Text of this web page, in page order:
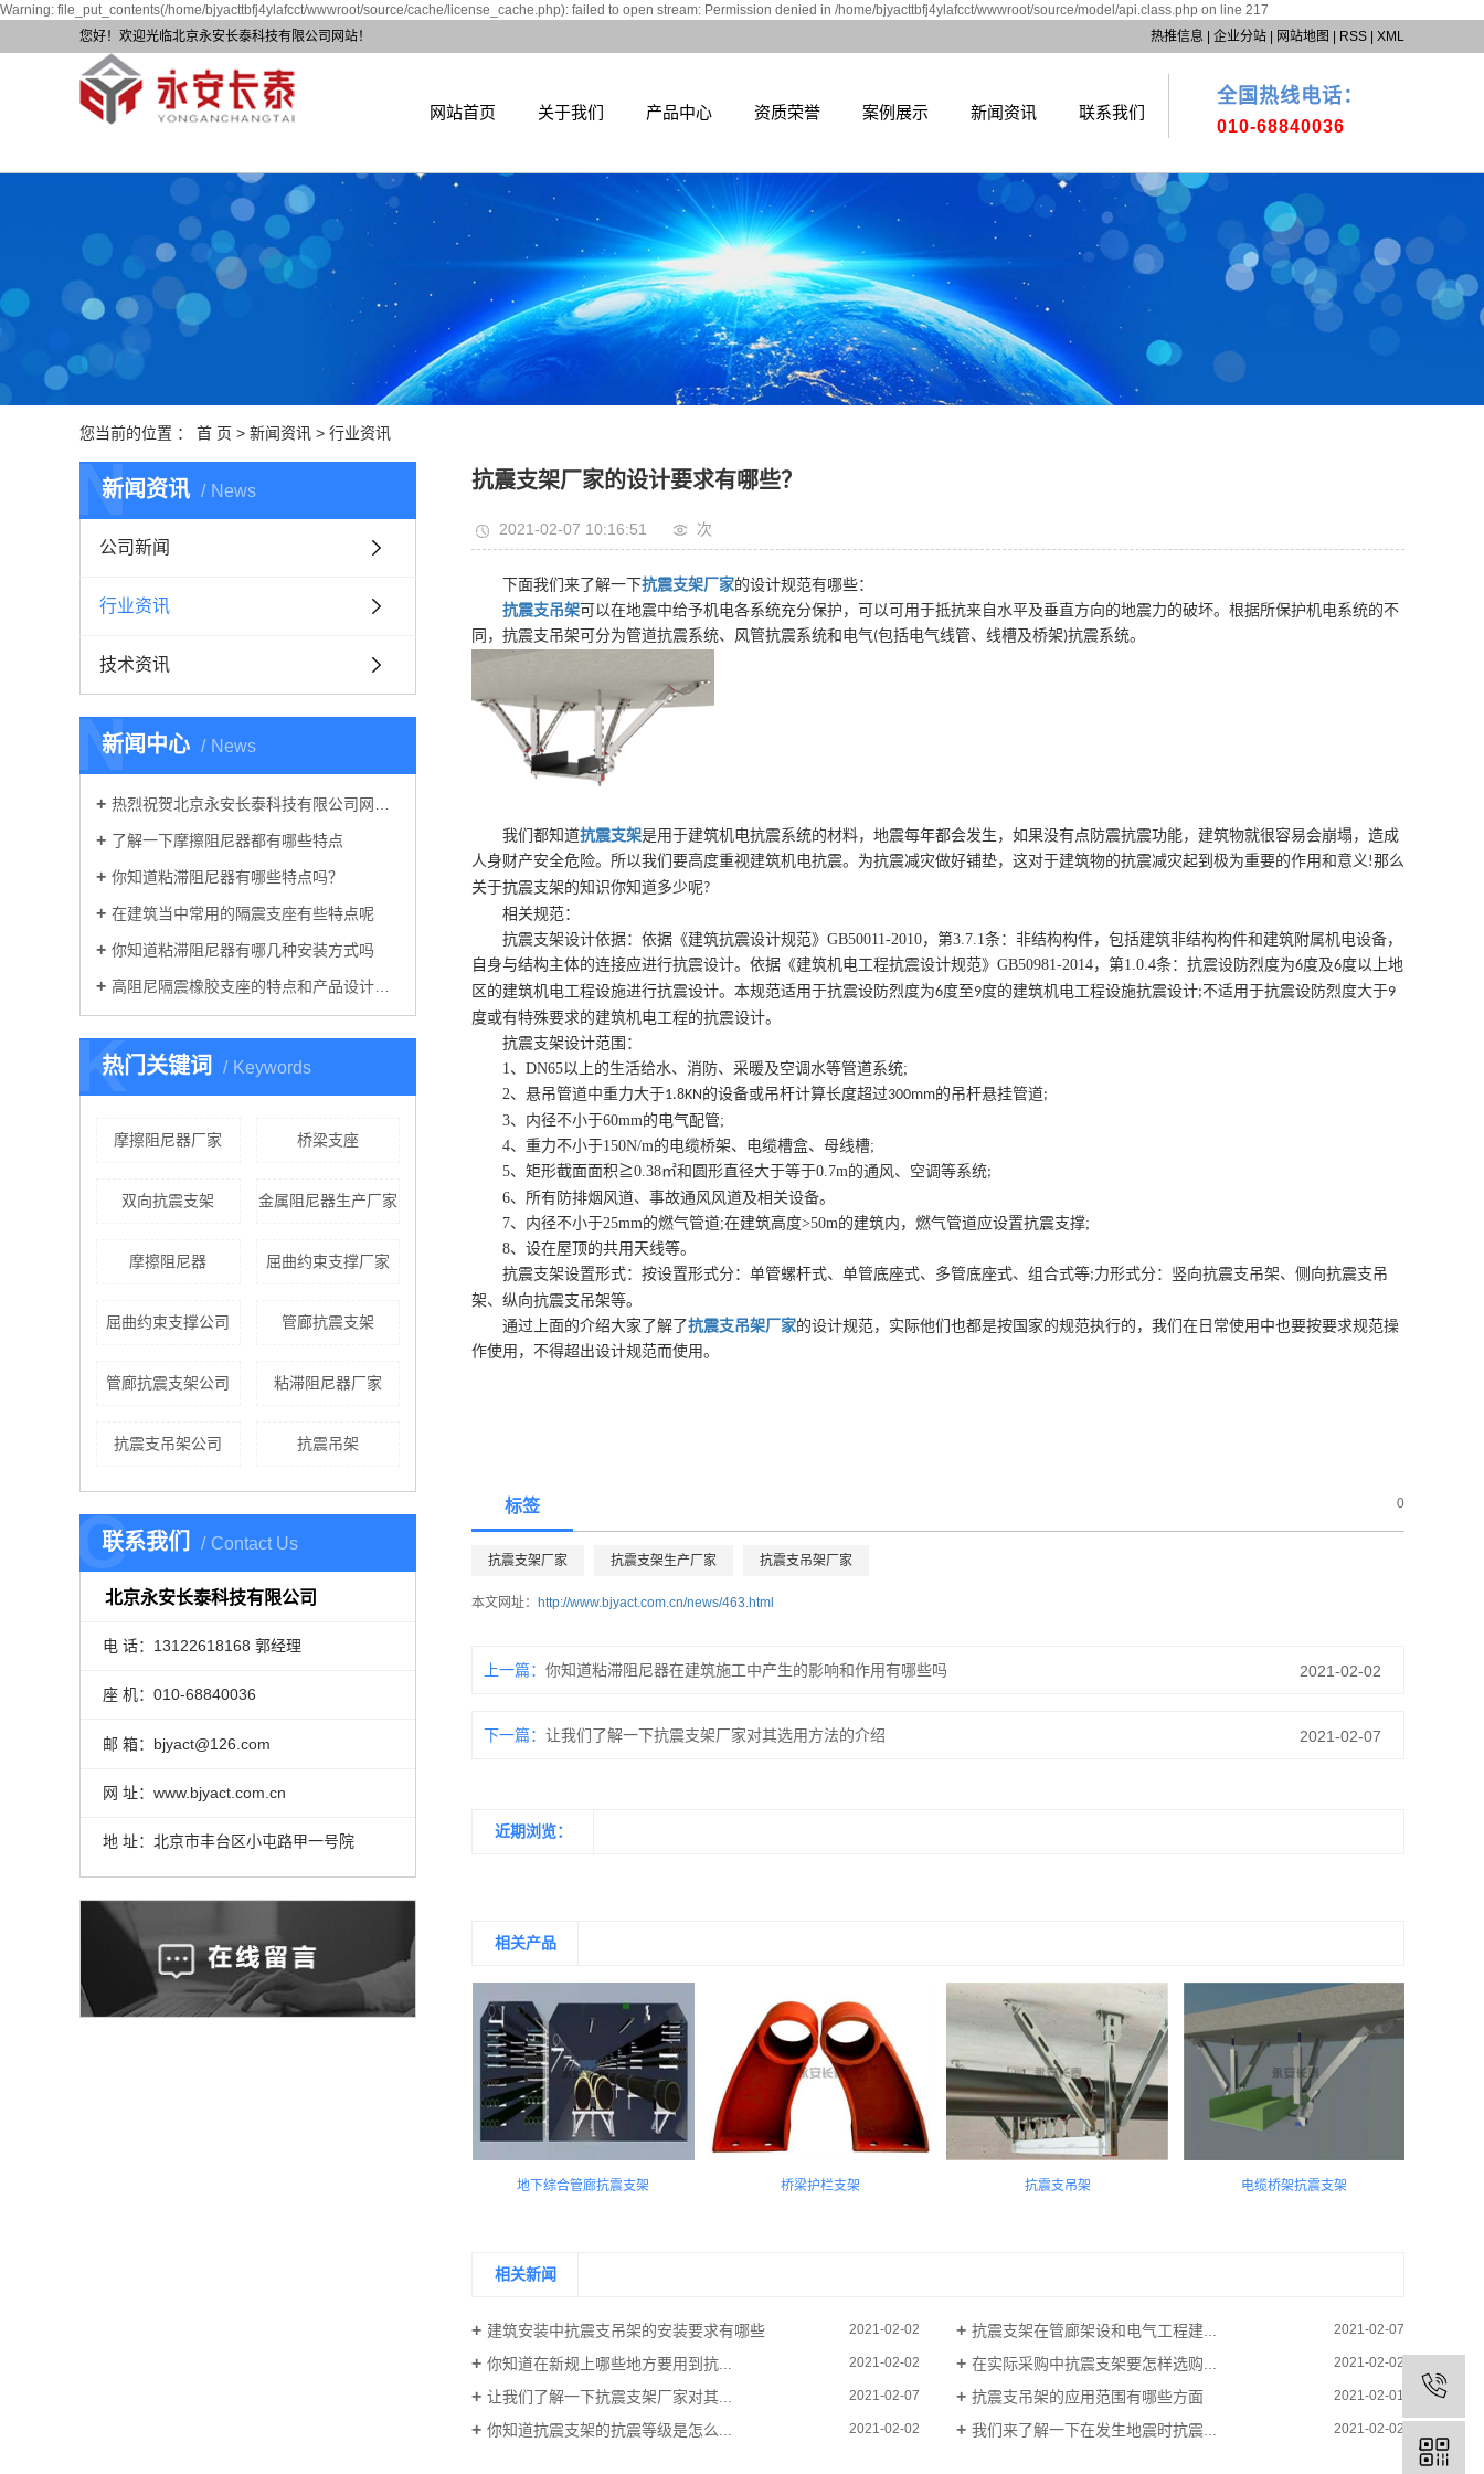
Warning: file_put_contents(/home/bjyacttbfj4ylafcct/wwwroot/source/cache/license_cache.php): failed to open stream: Permission denied in /home/bjyacttbfj4ylafcct/wwwroot/source/model/api.class.php on line 217
您好！欢迎光临北京永安长泰科技有限公司网站！
热推信息 企业分站 网站地图 RSS XML
网站首页 关于我们 产品中心 资质荣誉 案例展示 新闻资讯 联系我们
全国热线电话：
010-68840036
您当前的位置 ： 首 页 > 新闻资讯 > 行业资讯
新闻资讯 News
N
公司新闻
行业资讯
技术资讯
新闻中心 News
N
热烈祝贺北京永安长泰科技有限公司网站正式上线！
了解一下摩擦阻尼器都有哪些特点
你知道粘滞阻尼器有哪些特点吗？
在建筑当中常用的隔震支座有些特点呢
你知道粘滞阻尼器有哪几种安装方式吗
高阻尼隔震橡胶支座的特点和产品设计原理
热门关键词 Keywords
K
摩擦阻尼器厂家 桥梁支座
双向抗震支架 金属阻尼器生产厂家
摩擦阻尼器 屈曲约束支撑厂家
屈曲约束支撑公司 管廊抗震支架
管廊抗震支架公司 粘滞阻尼器厂家
抗震支吊架公司 抗震吊架
联系我们 Contact Us
C
北京永安长泰科技有限公司
电 话：13122618168 郭经理
座 机：010-68840036
邮 箱：bjyact@126.com
网 址：www.bjyact.com.cn
地 址：北京市丰台区小屯路甲一号院
抗震支架厂家的设计要求有哪些？
2021-02-07 10:16:51 次
下面我们来了解一下抗震支架厂家的设计规范有哪些：
抗震支吊架可以在地震中给予机电各系统充分保护，可以可用于抵抗来自水平及垂直方向的地震力的破坏。根据所保护机电系统的不
同，抗震支吊架可分为管道抗震系统、风管抗震系统和电气(包括电气线管、线槽及桥架)抗震系统。
我们都知道抗震支架是用于建筑机电抗震系统的材料，地震每年都会发生，如果没有点防震抗震功能，建筑物就很容易会崩塌，造成
人身财产安全危险。所以我们要高度重视建筑机电抗震。为抗震减灾做好铺垫，这对于建筑物的抗震减灾起到极为重要的作用和意义!那么
关于抗震支架的知识你知道多少呢?
相关规范：
抗震支架设计依据：依据《建筑抗震设计规范》 GB50011-2010，第3.7.1条：非结构构件，包括建筑非结构构件和建筑附属机电设备，
自身与结构主体的连接应进行抗震设计。依据《建筑机电工程抗震设计规范》GB50981-2014，第1.0.4条：抗震设防烈度为6度及6度以上地
区的建筑机电工程设施进行抗震设计。本规范适用于抗震设防烈度为6度至9度的建筑机电工程设施抗震设计;不适用于抗震设防烈度大于9
度或有特殊要求的建筑机电工程的抗震设计。
抗震支架设计范围：
1、DN65以上的生活给水、消防、采暖及空调水等管道系统;
2、悬吊管道中重力大于1.8KN的设备或吊杆计算长度超过300mm的吊杆悬挂管道;
3、内径不小于60mm的电气配管;
4、重力不小于150N/m的电缆桥架、电缆槽盒、母线槽;
5、矩形截面面积≧0.38㎡和圆形直径大于等于0.7m的通风、空调等系统;
6、所有防排烟风道、事故通风风道及相关设备。
7、内径不小于25mm的燃气管道;在建筑高度>50m的建筑内，燃气管道应设置抗震支撑;
8、设在屋顶的共用天线等。
抗震支架设置形式：按设置形式分：单管螺杆式、单管底座式、多管底座式、组合式等;力形式分：竖向抗震支吊架、侧向抗震支吊
架、纵向抗震支吊架等。
通过上面的介绍大家了解了抗震支吊架厂家的设计规范，实际他们也都是按国家的规范执行的，我们在日常使用中也要按要求规范操
作使用，不得超出设计规范而使用。
标签 0
抗震支架厂家 抗震支架生产厂家 抗震支吊架厂家
本文网址： http://www.bjyact.com.cn/news/463.html
上一篇： 你知道粘滞阻尼器在建筑施工中产生的影响和作用有哪些吗 2021-02-02
下一篇： 让我们了解一下抗震支架厂家对其选用方法的介绍 2021-02-07
近期浏览：
相关产品
地下综合管廊抗震支架 桥梁护栏支架 抗震支吊架 电缆桥架抗震支架
相关新闻
建筑安装中抗震支吊架的安装要求有哪些 2021-02-02 抗震支架在管廊架设和电气工程建... 2021-02-07
你知道在新规上哪些地方要用到抗... 2021-02-02 在实际采购中抗震支架要怎样选购... 2021-02-02
让我们了解一下抗震支架厂家对其... 2021-02-07 抗震支吊架的应用范围有哪些方面 2021-02-01
你知道抗震支架的抗震等级是怎么... 2021-02-02 我们来了解一下在发生地震时抗震... 2021-02-02